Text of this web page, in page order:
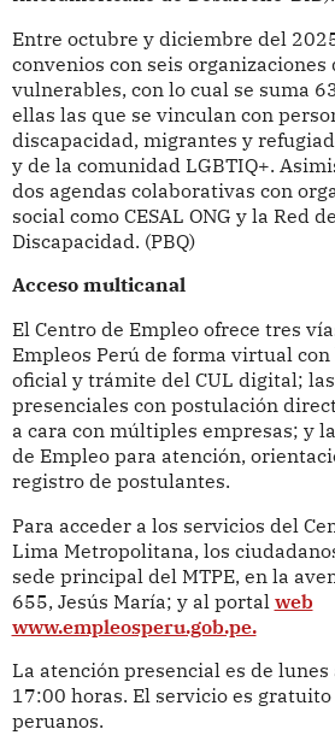
Entre octubre y diciembre del
convenios con seis organizaciones
vulnerables, con lo cual se suma
ellas las que se vinculan con
discapacidad, migrantes y
y de la comunidad LGBTIQ+.
dos agendas colaborativas con
social como CESAL ONG y la Red
Discapacidad. (PBQ)
Acceso multicanal
El Centro de Empleo ofrece tres
Empleos Perú de forma virtual
oficial y trámite del CUL digital;
presenciales con postulación
a cara con múltiples empresas; y
de Empleo para atención,
registro de postulantes.
Para acceder a los servicios del
Lima Metropolitana, los
sede principal del MTPE, en la
655, Jesús María; y al portal web
www.empleosperu.gob.pe.
La atención presencial es de
17:00 horas. El servicio es
peruanos.